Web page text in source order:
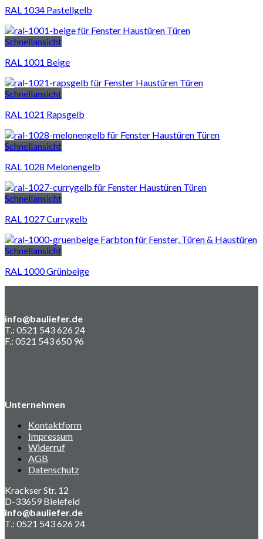
RAL 1034 Pastellgelb
Schnellansicht
RAL 1001 Beige
Schnellansicht
RAL 1021 Rapsgelb
Schnellansicht
RAL 1028 Melonengelb
Schnellansicht
RAL 1027 Currygelb
Schnellansicht
RAL 1000 Grünbeige
info@bauliefer.de
T.: 0521 543 626 24
F.: 0521 543 650 96
Unternehmen
Kontaktform
Impressum
Widerruf
AGB
Datenschutz
Krackser Str. 12
D-33659 Bielefeld
info@bauliefer.de
T.: 0521 543 626 24